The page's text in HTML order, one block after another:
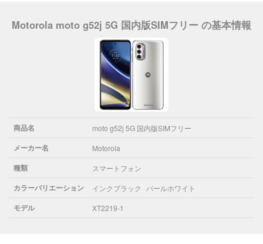
Motorola moto g52j 5G 国内版SIMフリー の基本情報
商品名 moto g52j 5G 国内版SIMフリー
メーカー名 Motorola
種類 スマートフォン
カラーバリエーション インクブラック パールホワイト
モデル XT2219-1